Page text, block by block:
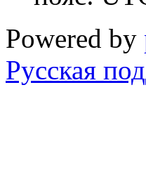
Powered by
Русская